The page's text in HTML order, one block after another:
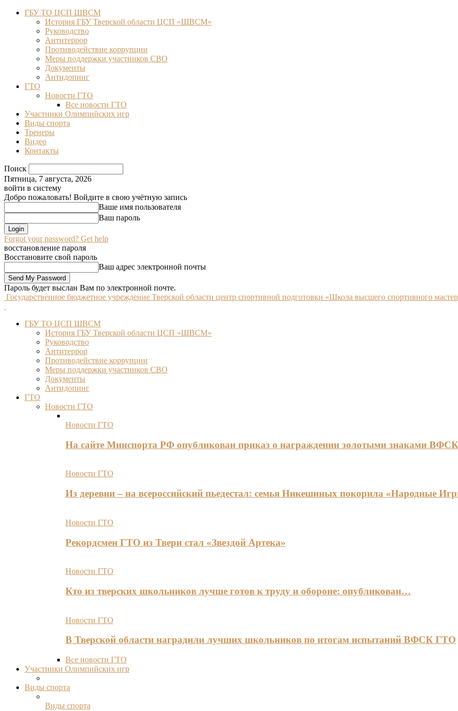
ГБУ ТО ЦСП ШВСМ
История ГБУ Тверской области ЦСП «ШВСМ»
Руководство
Антитеррор
Противодействие коррупции
Меры поддержки участников СВО
Документы
Антидопинг
ГТО
Новости ГТО
Все новости ГТО
Участники Олимпийских игр
Виды спорта
Тренеры
Видео
Контакты
Поиск
Пятница, 7 августа, 2026
войти в систему
Добро пожаловать! Войдите в свою учётную запись
Ваше имя пользователя
Ваш пароль
Forgot your password? Get help
восстановление пароля
Восстановите свой пароль
Ваш адрес электронной почты
Пароль будет выслан Вам по электронной почте.
Государственное бюджетное учреждение Тверской области центр спортивной подготовки «Школа высшего спортивного
ГБУ ТО ЦСП ШВСМ
История ГБУ Тверской области ЦСП «ШВСМ»
Руководство
Антитеррор
Противодействие коррупции
Меры поддержки участников СВО
Документы
Антидопинг
ГТО
Новости ГТО
Новости ГТО
На сайте Минспорта РФ опубликован приказ о награждении золотыми знаками
Новости ГТО
Из деревни – на всероссийский пьедестал: семья Никешиных покорила «Народные
Новости ГТО
Рекордсмен ГТО из Твери стал «Звездой Артека»
Новости ГТО
Кто из тверских школьников лучше готов к труду и обороне: опубликован…
Новости ГТО
В Тверской области наградили лучших школьников по итогам испытаний ВФСК ГТО
Все новости ГТО
Участники Олимпийских игр
Виды спорта
Виды спорта